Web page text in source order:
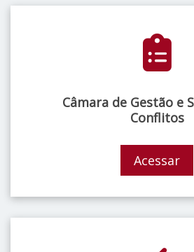
Câmara de Gestão e
Conflitos
Acessar